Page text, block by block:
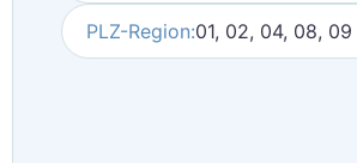
PLZ-Region:01, 02, 04, 08, 09